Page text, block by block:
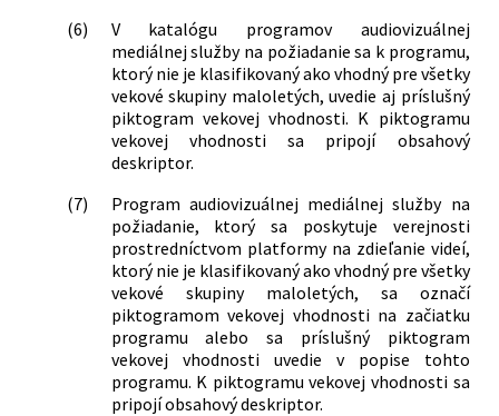
(6)
V katalógu programov audiovizuálnej
mediálnej služby na požiadanie sa k programu,
ktorý nie je klasifikovaný ako vhodný pre všetky
vekové skupiny maloletých, uvedie aj príslušný
piktogram vekovej vhodnosti. K piktogramu
vekovej vhodnosti sa pripojí obsahový
deskriptor.
(7)
Program audiovizuálnej mediálnej služby na
požiadanie, ktorý sa poskytuje verejnosti
prostredníctvom platformy na zdieľanie videí,
ktorý nie je klasifikovaný ako vhodný pre všetky
vekové skupiny maloletých, sa označí
piktogramom vekovej vhodnosti na začiatku
programu alebo sa príslušný piktogram
vekovej vhodnosti uvedie v popise tohto
programu. K piktogramu vekovej vhodnosti sa
pripojí obsahový deskriptor.